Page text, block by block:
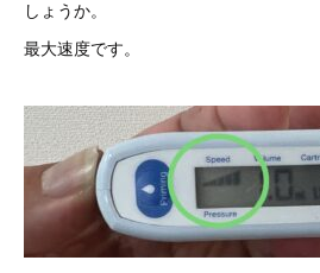
しょうか。
最大速度です。